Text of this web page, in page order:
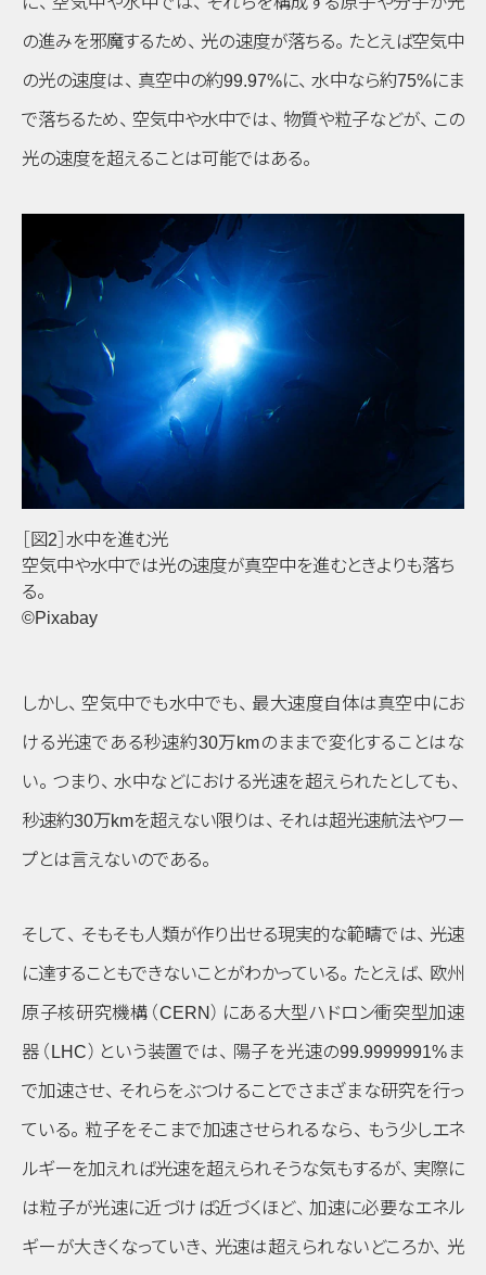
の進みを邪魔するため、 光の速度が落ちる。 たとえば空気中
の光の速度は、 真空中の約99.97%に、 水中なら約75%にま
で落ちるため、 空気中や水中では、 物質や粒子などが、 この
光の速度を超えることは可能ではある。
［図2］水中を進む光
空気中や水中では光の速度が真空中を進むときよりも落ち
る。
©Pixabay
しかし、 空気中でも水中でも、 最大速度自体は真空中にお
ける光速である秒速約30万kmのままで変化することはな
い。 つまり、 水中などにおける光速を超えられたとしても、
秒速約30万kmを超えない限りは、 それは超光速航法やワー
プとは言えないのである。
そして、 そもそも人類が作り出せる現実的な範疇では、 光速
に達することもできないことがわかっている。 たとえば、 欧州
原子核研究機構 （CERN） にある大型ハドロン衝突型加速
器 （LHC） という装置では、
陽子を光速の99.9999991%ま
で加速させ、 それらをぶつけることでさまざまな研究を行っ
ている。 粒子をそこまで加速させられるなら、 もう少しエネ
ルギーを加えれば光速を超えられそうな気もするが、 実際に
は粒子が光速に近づけば近づくほど、 加速に必要なエネル
ギーが大きくなっていき、 光速は超えられないどころか、 光